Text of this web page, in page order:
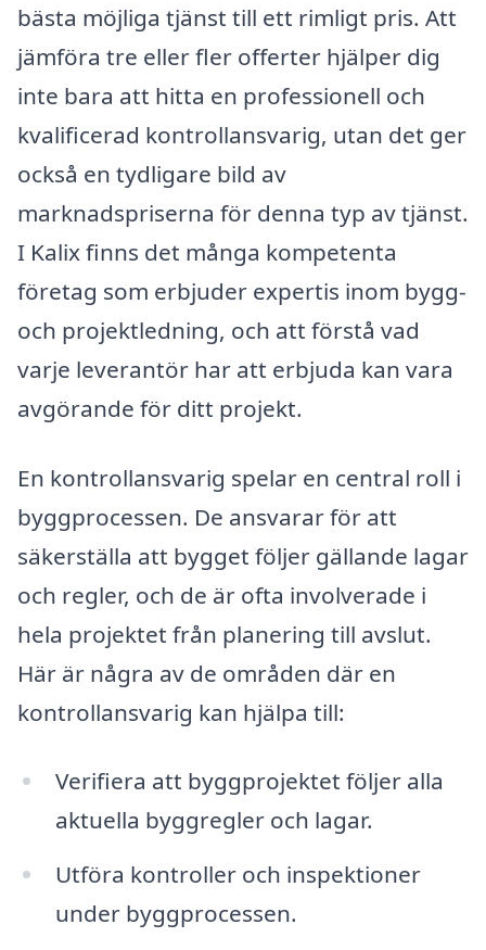
bästa möjliga tjänst till ett rimligt pris. Att
jämföra tre eller fler offerter hjälper dig
inte bara att hitta en professionell och
kvalificerad kontrollansvarig, utan det ger
också en tydligare bild av
marknadspriserna för denna typ av tjänst.
I Kalix finns det många kompetenta
företag som erbjuder expertis inom bygg-
och projektledning, och att förstå vad
varje leverantör har att erbjuda kan vara
avgörande för ditt projekt.
En kontrollansvarig spelar en central roll i
byggprocessen. De ansvarar för att
säkerställa att bygget följer gällande lagar
och regler, och de är ofta involverade i
hela projektet från planering till avslut.
Här är några av de områden där en
kontrollansvarig kan hjälpa till:
Verifiera att byggprojektet följer alla
aktuella byggregler och lagar.
Utföra kontroller och inspektioner
under byggprocessen.